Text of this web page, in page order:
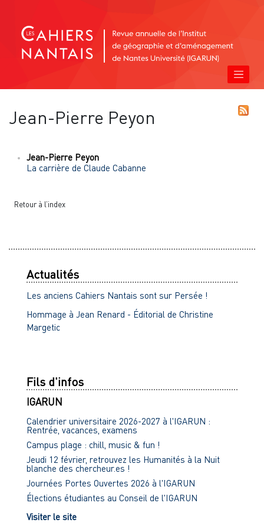
Jean-Pierre Peyon
Jean-Pierre Peyon
La carrière de Claude Cabanne
Retour à l’index
Actualités
Les anciens Cahiers Nantais sont sur Persée !
Hommage à Jean Renard - Éditorial de Christine
Margetic
Fils d'infos
IGARUN
Calendrier universitaire 2026-2027 à l'IGARUN :
Rentrée, vacances, examens
Campus plage : chill, music & fun !
Jeudi 12 février, retrouvez les Humanités à la Nuit
blanche des chercheur.es !
Journées Portes Ouvertes 2026 à l'IGARUN
Élections étudiantes au Conseil de l'IGARUN
Visiter le site